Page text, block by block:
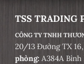
TSS TRADING
CÔNG TY TNHH
20/13 Đường TX
phòng: A384A